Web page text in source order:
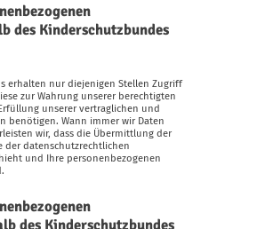
des Kinderschutzbundes
erhalten nur diejenigen Stellen Zugriff
zur Wahrung unserer berechtigten
unserer vertraglichen und
benötigen. Wann immer wir Daten
wir, dass die Übermittlung der
der datenschutzrechtlichen
und Ihre personenbezogenen
des Kinderschutzbundes